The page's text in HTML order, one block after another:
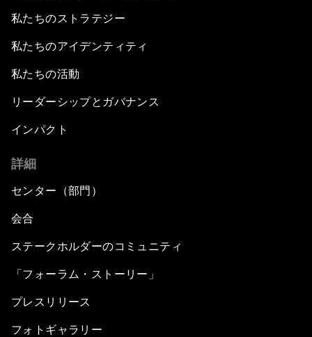
私たちのストラテジー
私たちのアイデンティティ
私たちの活動
リーダーシップとガバナンス
インパクト
詳細
センター（部門）
会合
ステークホルダーのコミュニティ
「フォーラム・ストーリー」
プレスリリース
フォトギャラリー